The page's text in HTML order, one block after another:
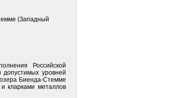
(Западный
Российской
допустимых уровней
Биенда-Стемме
кларками металлов